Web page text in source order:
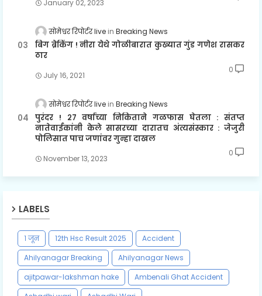
January 02, 2023
सोमेश्वर रिपोर्टर live Breaking News
बिग ब्रेकिंग ! नीरा येथे गोळीबारात कुख्यात गुंड गणेश रासकर
ठार
July 16, 2021
0
सोमेश्वर रिपोर्टर live Breaking News
पुरंदर ! २७ वर्षाच्या निकिताने गळफास घेतला : संतप्त
नातेवाईकांनी केले सासरच्या दारातच अंत्यसंस्कार : जेजुरी
पोलिसात पाच जणांवर गुन्हा दाखल
November 13, 2023
0
LABELS
१ जून 12th Hsc Result 2025
Accident
Ahilyanagar Breaking
Ahilyanagar News
ajitpawar-lakshman hake
Ambenali Ghat Accident